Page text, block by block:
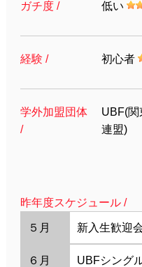
ガチ度 / 低い
経験 / 初心者
学外加盟団体
/
UBF(関
連盟)
昨年度スケジュール /
５月 新入生歓迎
６月 UBFシング